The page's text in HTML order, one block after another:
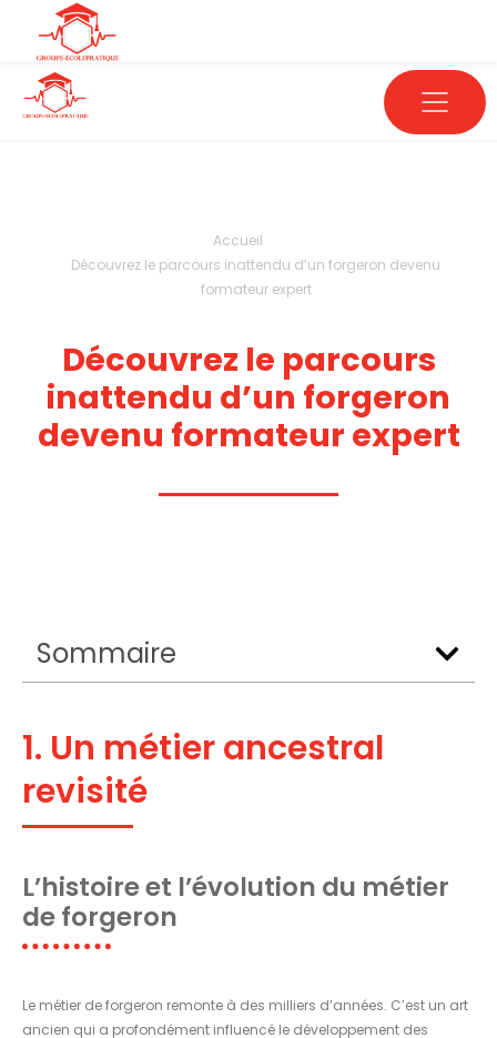
Accueil
Découvrez le parcours inattendu d’un forgeron devenu
formateur expert
Découvrez le parcours
inattendu d’un forgeron
devenu formateur expert
Sommaire
1. Un métier ancestral
revisité
L’histoire et l’évolution du métier
de forgeron
Le métier de forgeron remonte à des milliers d’années. C’est un art
ancien qui a profondément influencé le développement des